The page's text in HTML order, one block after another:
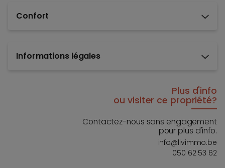
Confort
Informations légales
Plus d'info
ou visiter ce propriété?
Contactez-nous sans engagement
pour plus d'info.
info@livimmo.be
050 62 53 62